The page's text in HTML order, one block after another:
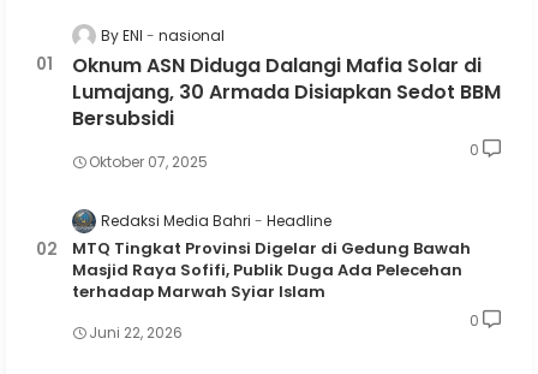
By ENI nasional
Oknum ASN Diduga Dalangi Mafia Solar di
Lumajang, 30 Armada Disiapkan Sedot BBM
Bersubsidi
Oktober 07, 2025
0
Redaksi Media Bahri Headline
MTQ Tingkat Provinsi Digelar di Gedung Bawah
Masjid Raya Sofifi, Publik Duga Ada Pelecehan
terhadap Marwah Syiar Islam
Juni 22, 2026
0